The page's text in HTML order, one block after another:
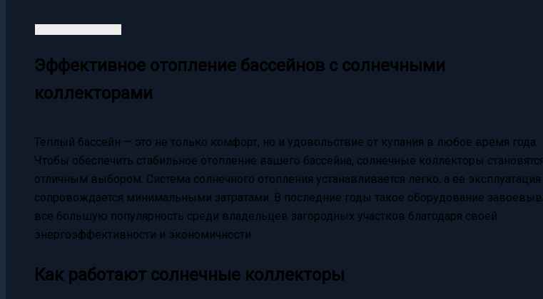
Эффективное отопление бассейнов с солнечными
коллекторами
Теплый бассейн — это не только комфорт, но и удовольствие от купания в любое время года.
Чтобы обеспечить стабильное отопление вашего бассейна, солнечные коллекторы
отличным выбором. Система солнечного отопления устанавливается легко, а ее эксплуатация
сопровождается минимальными затратами. В последние годы такое оборудование
все большую популярность среди владельцев загородных участков благодаря своей
энергоэффективности и экономичности.
Как работают солнечные коллекторы